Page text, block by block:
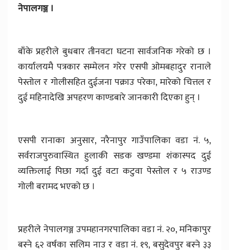
नेपालगञ्ज ।
बाँके प्रहरीले बुधबार तीनवटा घटना सार्वजनिक गरेको छ ।
कार्यालयमै पत्रकार सम्मेलन गरेर एसपी ओमबहादुर रानाले
पेस्तोल र गोलीसहित दुईजना पक्राउ परेका, मारेको चित्तल र
दुई महिनादेखि अपहरण काण्डबारे जानकारी दिएका हुन् ।
एसपी रानाका अनुसार, नरैनापुर गाउँपालिका वडा नं. ५,
सर्वराजपुरुवास्थित हुलाकी सडक खण्डमा शंकास्पद दुई
व्यक्तिलाई पिछा गर्दा दुई वटा कटुवा पेस्तोल र ५ राउण्ड
गोली बरामद भएको छ ।
प्रहरीले नेपालगञ्ज उपमहानगरपालिका वडा नं. २०, मनिकापुर
बस्ने ६२ वर्षका सलिम नाउ र वडा नं. १९, बसुदेवपुर बस्ने ३३